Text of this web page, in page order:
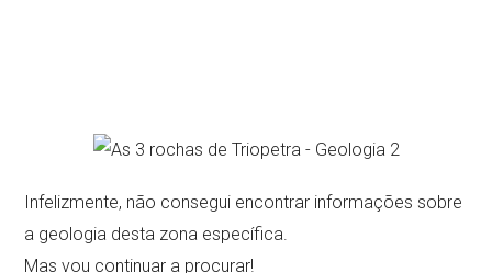
Infelizmente, não consegui encontrar informações sobre
a geologia desta zona específica.
Mas vou continuar a procurar!